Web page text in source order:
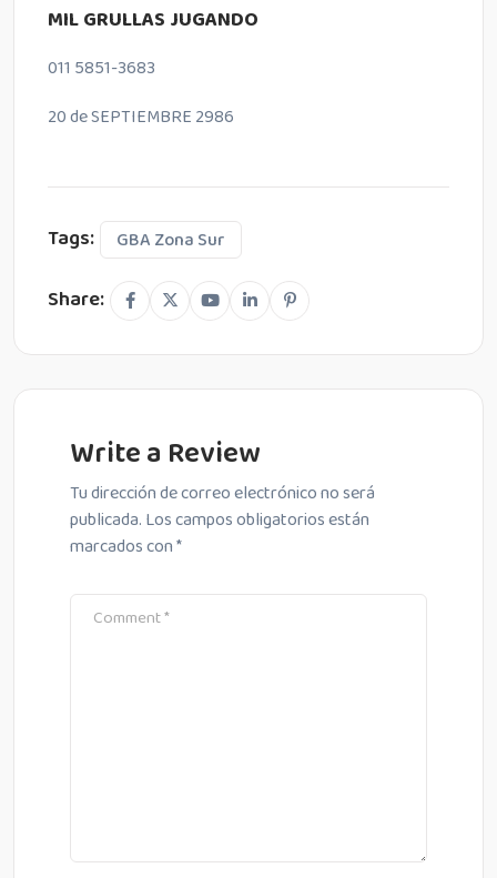
MIL GRULLAS JUGANDO
011 5851-3683
20 de SEPTIEMBRE 2986
Tags: GBA Zona Sur
Share:
Write a Review
Tu dirección de correo electrónico no será
publicada. Los campos obligatorios están
marcados con*